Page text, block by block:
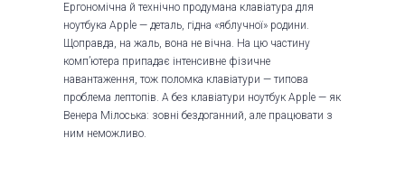
Ергономічна й технічно продумана клавіатура для
ноутбука Apple — деталь, гідна «яблучної» родини.
Щоправда, на жаль, вона не вічна. На цю частину
комп’ютера припадає інтенсивне фізичне
навантаження, тож поломка клавіатури — типова
проблема лептопів. А без клавіатури ноутбук Apple — як
Венера Мілоська: зовні бездоганний, але працювати з
ним неможливо.